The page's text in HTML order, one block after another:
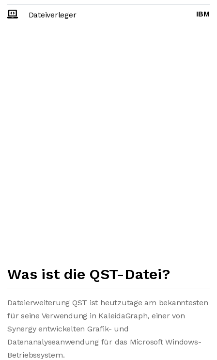
Dateiverleger IBM
Was ist die QST-Datei?
Dateierweiterung QST ist heutzutage am bekanntesten
für seine Verwendung in KaleidaGraph, einer von
Synergy entwickelten Grafik- und
Datenanalyseanwendung für das Microsoft Windows-
Betriebssystem.